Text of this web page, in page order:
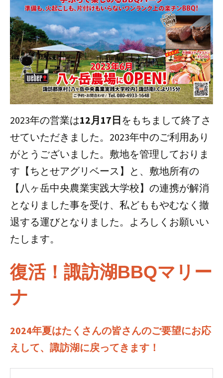
2023年の営業は12月17日をもちまして終了さ
せていただきました。 2023年中のご利用あり
がとうございました。 敷地を管理しておりま
す【ちとせアグリベース】と、敷地所有の
【八ヶ岳中央農業実践大学校】の連携が解消
となりました事を受け、私どももやむなく撤
退する運びとなりました。 よろしくお願いい
たします。
復活！諏訪湖BBQマリー
ナ
2024年夏はたくさんの皆さんのご要望にお応
えして、諏訪湖に戻ってきます！